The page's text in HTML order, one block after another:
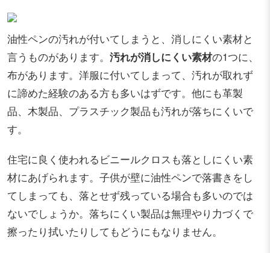
油性ペンの汚れが付いてしまうと、消しにくい素材と
言うものがあります。 汚れが消しにくい素材の1つに、
布があります。洋服に付いてしまって、汚れが取れず
に諦めた経験のある方も多いはずです。他にも革製
品、木製品、プラスチック製品も汚れが落ちにくいで
す。
住宅に良く使われるビニールクロスも落としにくい素
材にあげられます。子供が壁に油性ペンで落書きをし
てしまっても、落とせず残っている場合も多いのでは
ないでしょうか。落ちにくい製品は無理やり力づくで
擦ったり拭いたりしてもどうにもなりません。